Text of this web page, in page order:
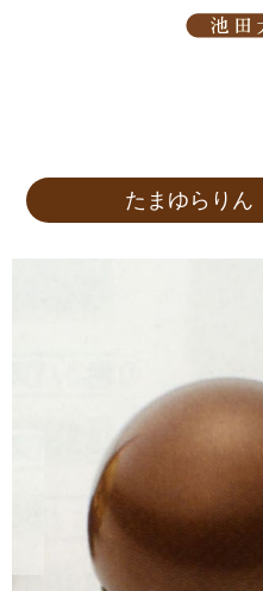
たまゆらりん